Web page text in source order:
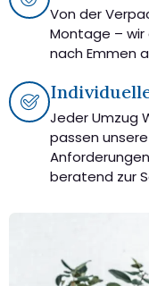
Von der
Montage – wir
nach Emmen
Jeder Umzug
passen
beratend zur